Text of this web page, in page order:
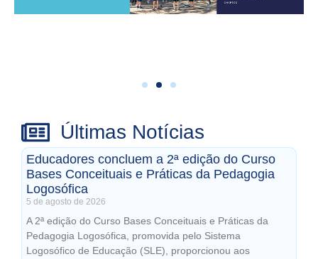
Últimas Notícias
Educadores concluem a 2ª edição do Curso
Bases Conceituais e Práticas da Pedagogia
Logosófica
5 de agosto de 2026
A 2ª edição do Curso Bases Conceituais e Práticas da
Pedagogia Logosófica, promovida pelo Sistema
Logosófico de Educação (SLE), proporcionou aos